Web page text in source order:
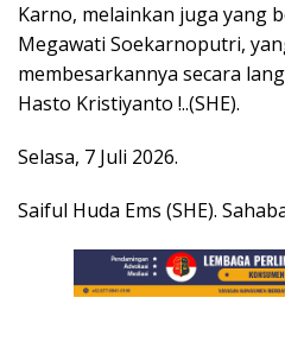
Karno, melainkan juga yang
Megawati Soekarnoputri,
membesarkannya secara
Hasto Kristiyanto !..(SHE).
Selasa, 7 Juli 2026.
Saiful Huda Ems (SHE).